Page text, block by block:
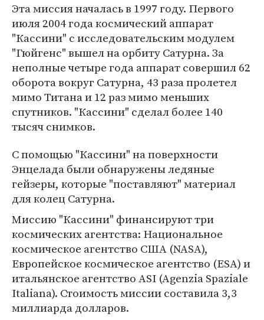
Эта миссия началась в 1997 году. Первого
июля 2004 года космический аппарат
"Кассини" с исследовательским модулем
"Гюйгенс" вышел на орбиту Сатурна. За
неполные четыре года аппарат совершил 62
оборота вокруг Сатурна, 43 раза пролетел
мимо Титана и 12 раз мимо меньших
спутников. "Кассини" сделал более 140
тысяч снимков.
C помощью "Кассини" на поверхности
Энцелада были обнаружены ледяные
гейзеры, которые "поставляют" материал
для колец Сатурна.
Миссию "Кассини" финансируют три
космических агентства: Национальное
космическое агентство США (NASA),
Европейское космическое агентство (ESA) и
итальянское агентство ASI (Agenzia Spaziale
Italiana). Стоимость миссии составила 3,3
миллиарда долларов.